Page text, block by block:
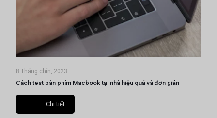
8 Tháng chín, 2023
Cách test bàn phím Macbook tại nhà hiệu quả và đơn giản
Chi tiết